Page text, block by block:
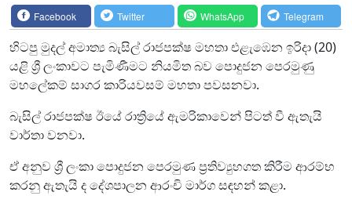
Facebook Twitter WhatsApp Telegram
හිටපු මුදල් අමාත්‍ය බැසිල් රාජපක්ෂ මහතා එළැඹෙන ඉරිදා (20)
යළි ශ්‍රී ලංකාවට පැමිණීමට නියමිත බව පොදුජන පෙරමුණු
මහලේකම් සාගර කාරියවසම් මහතා පවසනවා.
බැසිල් රාජපක්ෂ ඊයේ රාත්‍රියේ ඇමරිකාවෙන් පිටත් වී ඇතැයි
වාර්තා වනවා.
ඒ අනුව ශ්‍රී ලංකා පොදුජන පෙරමුණ ප්‍රතිව්‍යුහගත කිරීම ආරම්භ
කරනු ඇතැයි ද දේශපාලන ආරංචි මාර්ග සඳහන් කළා.‍